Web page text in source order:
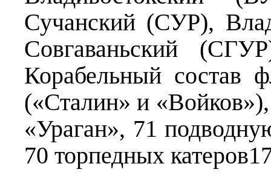
Сучанский (СУР),
Совгаваньский
Корабельный состав
(«Сталин» и
«Ураган», 71
70 торпедных